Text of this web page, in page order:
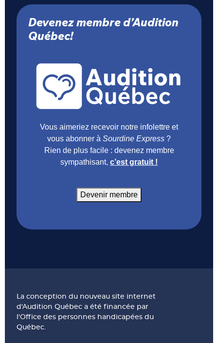
Devenez membre d’Audition
Québec!
Vous aimeriez recevoir notre infolettre et
vous abonner à Sourdine Express ?
Rien de plus facile : devenez membre
sympathisant, c’est gratuit !
Devenir membre
La conception du nouveau site internet
d'Audition Québec a été financée par
l'Office des personnes handicapées du
Québec.